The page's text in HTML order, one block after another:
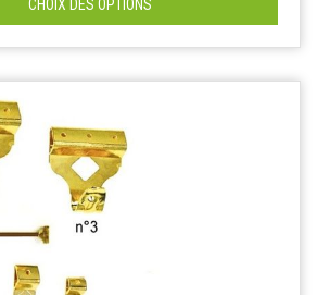
CHOIX DES OPTIONS